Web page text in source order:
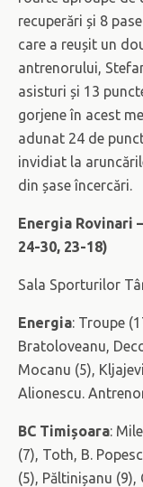
recuperări și 8
care a reușit un
antrenorului,
asisturi și 13
gorjene în acest
adunat 24 de
invidiat la
din șase încercări.
Energia Rovinari
24-30, 23-18)
Sala Sporturilor
Energia: Troupe
Bratoloveanu,
Mocanu (5),
Alionescu.
BC Timișoara:
(7), Toth, B.
(5), Păltinișanu